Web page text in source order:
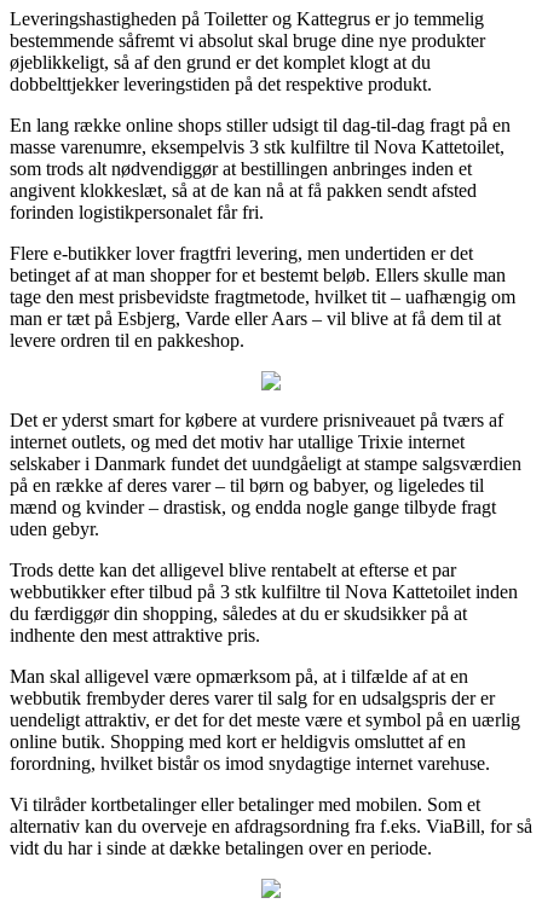
Leveringshastigheden på Toiletter og Kattegrus er jo temmelig
bestemmende såfremt vi absolut skal bruge dine nye produkter
øjeblikkeligt, så af den grund er det komplet klogt at du
dobbelttjekker leveringstiden på det respektive produkt.
En lang række online shops stiller udsigt til dag-til-dag fragt på en
masse varenumre, eksempelvis 3 stk kulfiltre til Nova Kattetoilet,
som trods alt nødvendiggør at bestillingen anbringes inden et
angivent klokkeslæt, så at de kan nå at få pakken sendt afsted
forinden logistikpersonalet får fri.
Flere e-butikker lover fragtfri levering, men undertiden er det
betinget af at man shopper for et bestemt beløb. Ellers skulle man
tage den mest prisbevidste fragtmetode, hvilket tit – uafhængig om
man er tæt på Esbjerg, Varde eller Aars – vil blive at få dem til at
levere ordren til en pakkeshop.
Det er yderst smart for købere at vurdere prisniveauet på tværs af
internet outlets, og med det motiv har utallige Trixie internet
selskaber i Danmark fundet det uundgåeligt at stampe salgsværdien
på en række af deres varer – til børn og babyer, og ligeledes til
mænd og kvinder – drastisk, og endda nogle gange tilbyde fragt
uden gebyr.
Trods dette kan det alligevel blive rentabelt at efterse et par
webbutikker efter tilbud på 3 stk kulfiltre til Nova Kattetoilet inden
du færdiggør din shopping, således at du er skudsikker på at
indhente den mest attraktive pris.
Man skal alligevel være opmærksom på, at i tilfælde af at en
webbutik frembyder deres varer til salg for en udsalgspris der er
uendeligt attraktiv, er det for det meste være et symbol på en uærlig
online butik. Shopping med kort er heldigvis omsluttet af en
forordning, hvilket bistår os imod snydagtige internet varehuse.
Vi tilråder kortbetalinger eller betalinger med mobilen. Som et
alternativ kan du overveje en afdragsordning fra f.eks. ViaBill, for så
vidt du har i sinde at dække betalingen over en periode.